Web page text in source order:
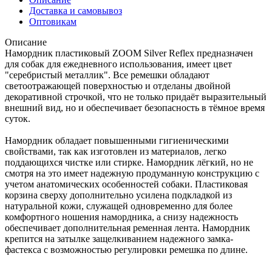
Доставка и самовывоз
Оптовикам
Описание
Намордник пластиковый ZOOM Silver Reflex предназначен
для собак для ежедневного использования, имеет цвет
"серебристый металлик". Все ремешки обладают
светоотражающей поверхностью и отделаны двойной
декоративной строчкой, что не только придаёт выразительный
внешний вид, но и обеспечивает безопасность в тёмное время
суток.
Намордник обладает повышенными гигиеническими
свойствами, так как изготовлен из материалов, легко
поддающихся чистке или стирке. Намордник лёгкий, но не
смотря на это имеет надежную продуманную конструкцию с
учетом анатомических особенностей собаки. Пластиковая
корзина сверху дополнительно усилена подкладкой из
натуральной кожи, служащей одновременно для более
комфортного ношения намордника, а снизу надежность
обеспечивает дополнительная ременная лента. Намордник
крепится на затылке защелкиванием надежного замка-
фастекса с возможностью регулировки ремешка по длине.